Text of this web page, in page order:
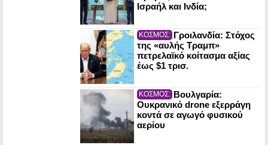
Ισραήλ και Ινδία;
ΚΟΣΜΟΣ: Γροιλανδία: Στόχος
της «αυλής Τραμπ»
πετρελαϊκό κοίτασμα αξίας
έως $1 τρισ.
ΚΟΣΜΟΣ: Βουλγαρία:
Ουκρανικό drone εξερράγη
κοντά σε αγωγό φυσικού
αερίου